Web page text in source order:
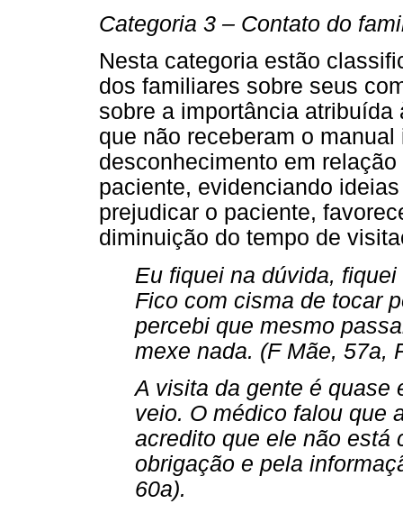
Categoria 3 – Contato do
Nesta categoria estão
dos familiares sobre seus
sobre a importância
que não receberam o
desconhecimento em
paciente, evidenciando
prejudicar o paciente,
diminuição do tempo de
Eu fiquei na dúvida,
Fico com cisma de tocar
percebi que mesmo
mexe nada. (F Mãe, 57a,
A visita da gente é quase
veio. O médico falou que
acredito que ele não está
obrigação e pela
60a).